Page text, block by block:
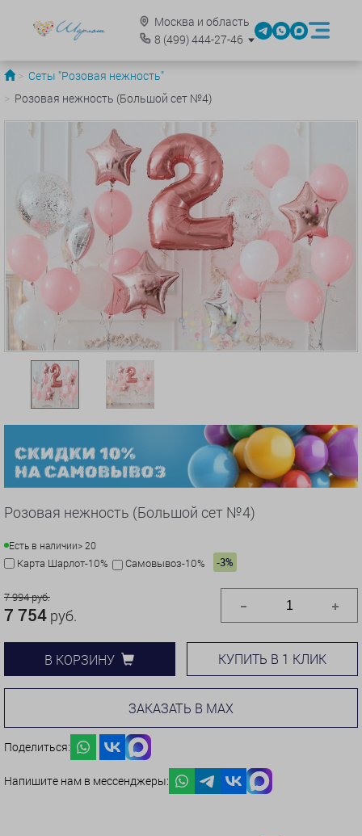
Москва и область
8 (499)444-27-46
Сеты "Розовая нежность"
Розовая нежность (Большой сет №4)
Розовая нежность (Большой сет №4)
Есть в наличии> 20
Карта Шарлот-10% Самовывоз-10% -3%
7 994 руб.
7 754 руб.
В КОРЗИНУ КУПИТЬ В 1 КЛИК
ЗАКАЗАТЬ В MAX
Поделиться:
Напишите нам в мессенджеры: